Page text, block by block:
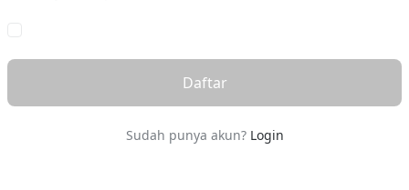
Daftar
Sudah punya akun? Login